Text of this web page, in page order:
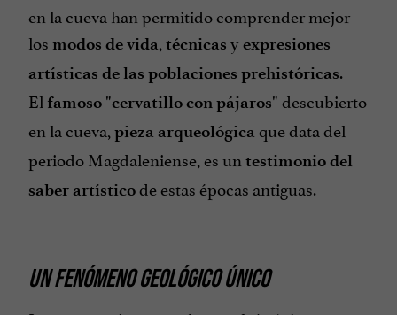
en la cueva han permitido comprender mejor
los modos de vida, técnicas y expresiones
artísticas de las poblaciones prehistóricas.
El famoso "cervatillo con pájaros" descubierto
en la cueva, pieza arqueológica que data del
periodo Magdaleniense, es un testimonio del
saber artísticode estas épocas antiguas.
UN FENÓMENO GEOLÓGICO ÚNICO